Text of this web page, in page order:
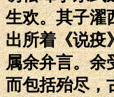
生欢。其子濯
出所着《说疫
属余弁言。余
而包括殆尽，